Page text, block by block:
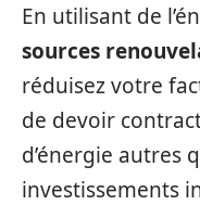
En utilisant de
sources
réduisez votre
de devoir
d’énergie autres
investissements